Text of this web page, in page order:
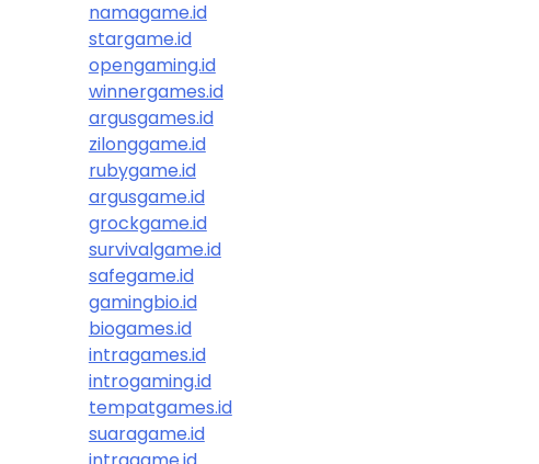
namagame.id
stargame.id
opengaming.id
winnergames.id
argusgames.id
zilonggame.id
rubygame.id
argusgame.id
grockgame.id
survivalgame.id
safegame.id
gamingbio.id
biogames.id
intragames.id
introgaming.id
tempatgames.id
suaragame.id